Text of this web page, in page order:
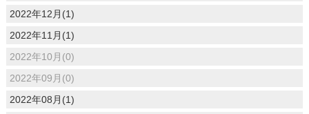
2022年12月(1)
2022年11月(1)
2022年10月(0)
2022年09月(0)
2022年08月(1)